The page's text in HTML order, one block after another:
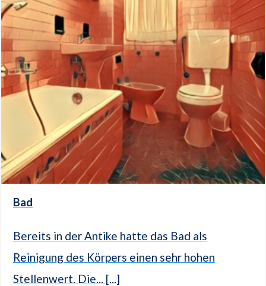
Bad
Bereits in der Antike hatte das Bad als
Reinigung des Körpers einen sehr hohen
Stellenwert. Die... [...]